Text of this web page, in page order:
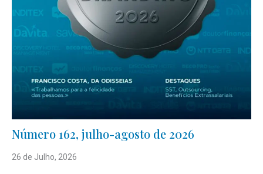
Número 162, julho-agosto de 2026
26 de Julho, 2026